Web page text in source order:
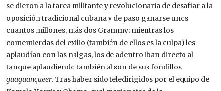
se dieron a la tarea militante y revolucionaria de desafiar a la
oposición tradicional cubana y de paso ganarse unos
cuantos millones, más dos Grammy; mientras los
comemierdas del exilio (también de ellos es la culpa) les
aplaudían con las nalgas, los de adentro iban directo al
tanque aplaudiendo también al son de sus fondillos
guaguanqueer. Tras haber sido teledirigidos por el equipo de